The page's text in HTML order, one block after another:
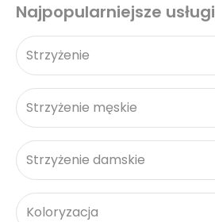
Najpopularniejsze usługi
Strzyżenie
Strzyżenie męskie
Strzyżenie damskie
Koloryzacja